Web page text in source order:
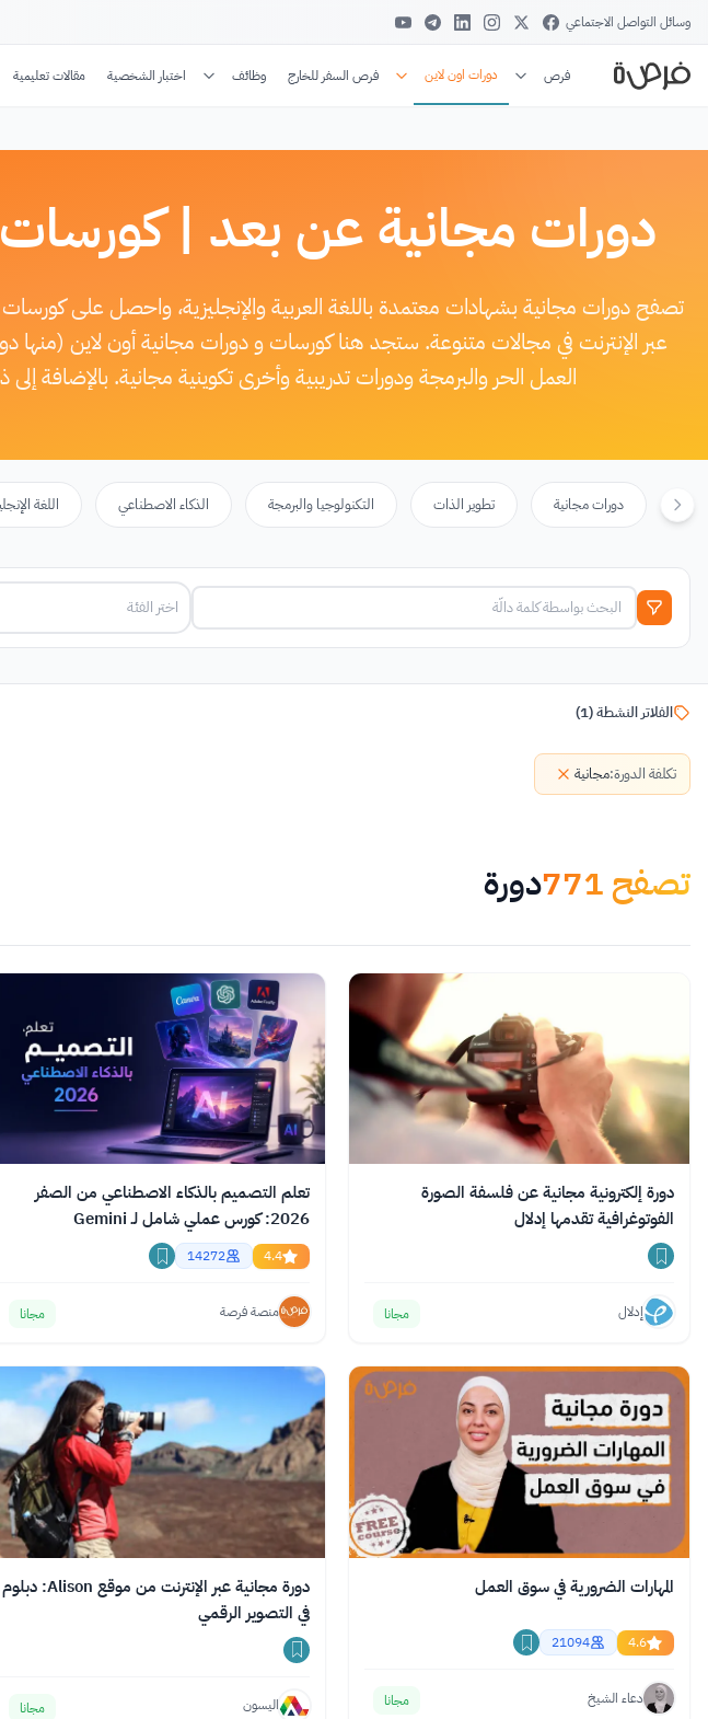
وسائل التواصل الاجتماعي
فرص دورات اون لاين فرص السفر للخارج وظائف اختبار الشخصية مقالات تعليمية
دورات مجانية عن بعد |
تصفح دورات مجانية بشهادات معتمدة باللغة العربية والإنجليزية، واحصل على
عبر الإنترنت في مجالات متنوعة. ستجد هنا كورسات و دورات مجانية أون لاين
العمل الحر والبرمجة ودورات تدريبية وأخرى تكوينية مجانية.
دورات مجانية تطوير الذات التكنولوجيا والبرمجة الذكاء الاصطناعي اللغة
اختر الفئة
الفلاتر النشطة(
1
)
تكلفة الدورة:مجانية
تصفح771دورة
دورة إلكترونية مجانية عن فلسفة الصورة
الفوتوغرافية تقدمها إدلال
إدلال مجانا
تعلم التصميم بالذكاء الاصطناعي من الصفر
2026: كورس عملي شامل لـ Gemini
وChatGPT وClaude
4.4
14272
منصة فرصة مجانا
المهارات الضرورية في سوق العمل
4.6
21094
دعاء الشيخ مجانا
دورة مجانية عبر الإنترنت من موقع Alison: دبلوم
في التصوير الرقمي
اليسون مجانا